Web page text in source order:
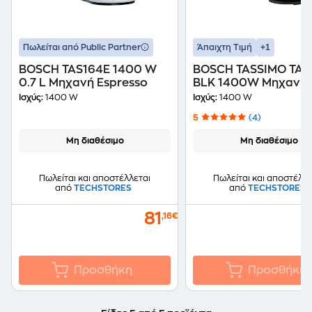
Πωλείται από Public Partner
BOSCH TAS164E 1400 W
0.7 L Μηχανή Espresso
Ισχύς: 1400 W
Μη διαθέσιμο
Πωλείται και αποστέλλεται
από TECHSTORES
81 ,16€
Προσθήκη
Άπαιχτη Τιμή +1
ΒΟSCH TASSIMO
BLK 1400W Μηχανή
Espresso
Ισχύς: 1400 W
5 (4)
Μη διαθέσιμο
Πωλείται και
από TECHSTORES
Προσθήκη